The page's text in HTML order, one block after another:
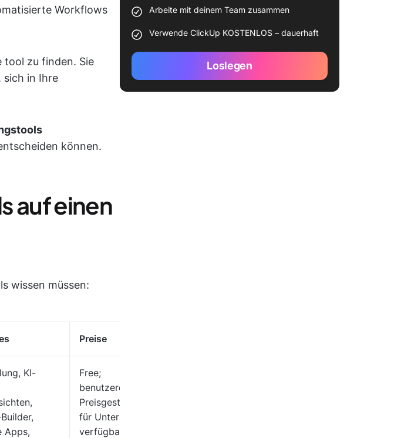
Workflows
tool zu finden. Sie
sich in Ihre
können.
auf einen
wissen müssen:
Preise
KI-
Apps,
Free;
benutzerdefinierte
Preisgestaltung
für Unternehmen
verfügbar
Arbeite mit deinem Team zusammen
Verwende ClickUp KOSTENLOS – dauerhaft
Loslegen